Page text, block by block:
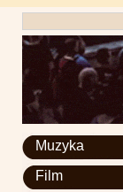
Muzyka
Film